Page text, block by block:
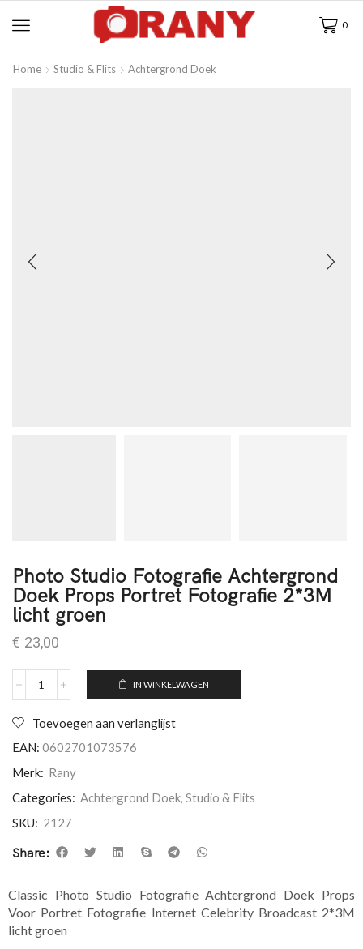
0
Home Studio & Flits Achtergrond Doek
Photo Studio Fotografie Achtergrond
Doek Props Portret Fotografie 2*3M
licht groen
€ 23,00
IN WINKELWAGEN
Toevoegen aan verlanglijst
EAN: 0602701073576
Merk: Rany
Categories: Achtergrond Doek, Studio & Flits
SKU: 2127
Share:
Classic Photo Studio Fotografie Achtergrond Doek Props
Voor Portret Fotografie Internet Celebrity Broadcast 2*3M
licht groen